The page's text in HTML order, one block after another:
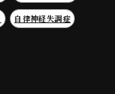
自律神経失調症